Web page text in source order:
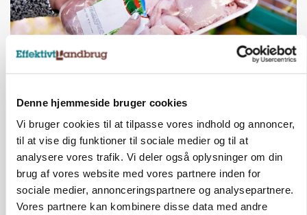
Denne hjemmeside bruger cookies
Vi bruger cookies til at tilpasse vores indhold og annoncer,
til at vise dig funktioner til sociale medier og til at
analysere vores trafik. Vi deler også oplysninger om din
brug af vores website med vores partnere inden for
sociale medier, annonceringspartnere og analysepartnere.
Vores partnere kan kombinere disse data med andre
MARKEDSFOKUS
presser markedet